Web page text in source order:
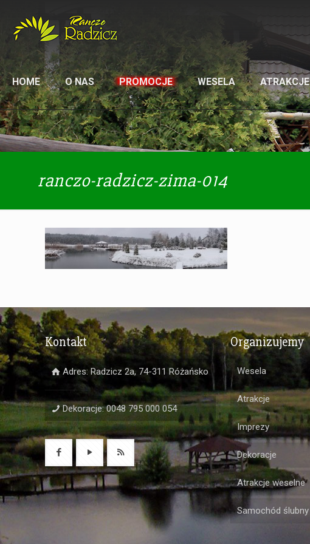
HOME O NAS PROMOCJE WESELA ATRAKCJE
ranczo-radzicz-zima-014
Kontakt
Adres: Radzicz 2a, 74-311 Różańsko
Dekoracje: 0048 795 000 054
Organizujemy
Wesela
Atrakcje
Imprezy
Dekoracje
Atrakcje weselne
Samochód ślubny